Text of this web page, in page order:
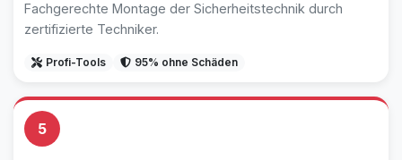
Fachgerechte Montage der Sicherheitstechnik durch
zertifizierte Techniker.
Profi-Tools 95% ohne Schäden
5